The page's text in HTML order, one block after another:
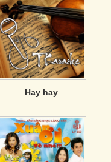
Hay hay